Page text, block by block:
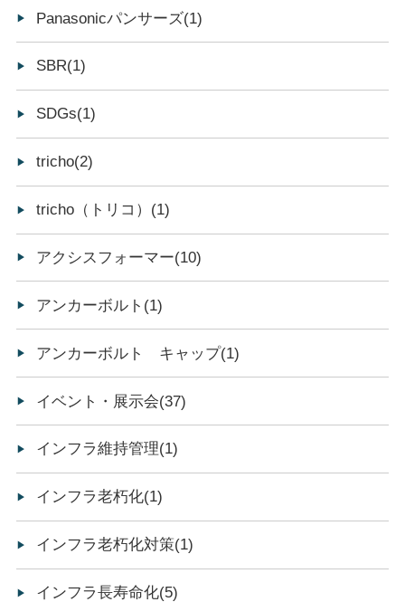
Panasonicパンサーズ(1)
SBR(1)
SDGs(1)
tricho(2)
tricho（トリコ）(1)
アクシスフォーマー(10)
アンカーボルト(1)
アンカーボルト キャップ(1)
イベント・展示会(37)
インフラ維持管理(1)
インフラ老朽化(1)
インフラ老朽化対策(1)
インフラ長寿命化(5)